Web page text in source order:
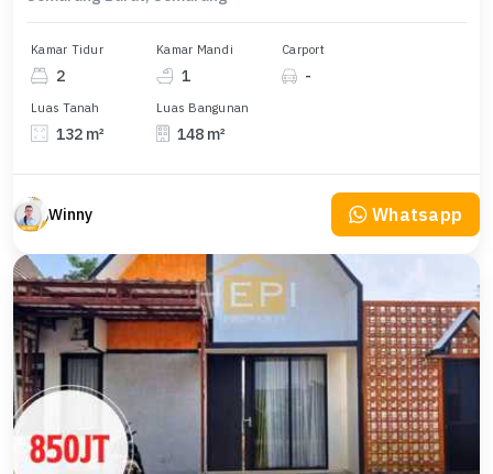
Kamar Tidur
2
Kamar Mandi
1
Carport
-
Luas Tanah
132 m²
Luas Bangunan
148 m²
Winny Whatsapp